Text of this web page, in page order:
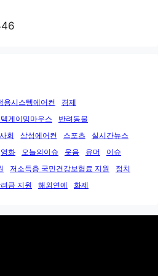
용시스템에어컨
경제
게이밍마우스
반려동물
사회 삼성에어컨 스포츠
실시간뉴스
영화 오늘의이슈 웃음 유머
이슈
저소득층 국민건강보험료 지원
정치
금 지원 해외연예 화제